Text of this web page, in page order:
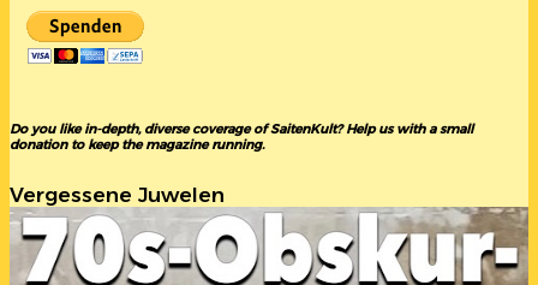
Do you like in-depth, diverse coverage of SaitenKult? Help us with a small
donation to keep the magazine running.
Vergessene Juwelen